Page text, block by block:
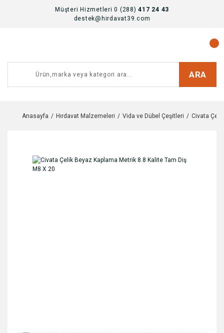
Müşteri Hizmetleri 0 (288)417 24 43
destek@hirdavat39.com
ARA
Anasayfa Hırdavat Malzemeleri Vida ve Dübel Çeşitleri Civata